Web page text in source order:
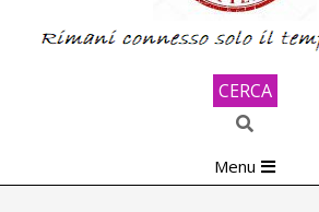
CERCA
Search
Navigation
Menu